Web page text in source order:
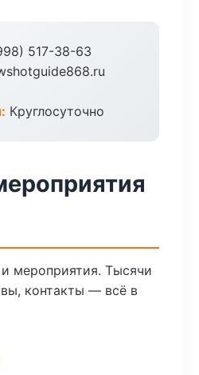
517-38-63
Круглосуточно
мероприятия. Тысячи
контакты — всё в